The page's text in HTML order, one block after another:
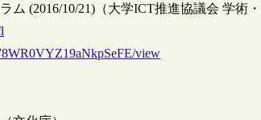
ム (2016/10/21)（大学ICT推進協議会 学術
view